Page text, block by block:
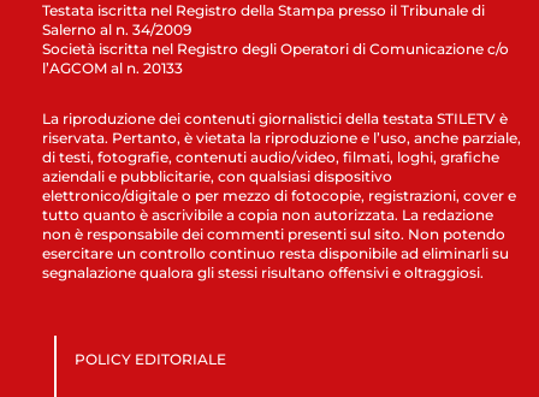
Testata iscritta nel Registro della Stampa presso il Tribunale di
Salerno al n. 34/2009
Società iscritta nel Registro degli Operatori di Comunicazione c/o
l’AGCOM al n. 20133
La riproduzione dei contenuti giornalistici della testata STILETV è
riservata. Pertanto, è vietata la riproduzione e l’uso, anche parziale,
di testi, fotografie, contenuti audio/video, filmati, loghi, grafiche
aziendali e pubblicitarie, con qualsiasi dispositivo
elettronico/digitale o per mezzo di fotocopie, registrazioni, cover e
tutto quanto è ascrivibile a copia non autorizzata. La redazione
non è responsabile dei commenti presenti sul sito. Non potendo
esercitare un controllo continuo resta disponibile ad eliminarli su
segnalazione qualora gli stessi risultano offensivi e oltraggiosi.
POLICY EDITORIALE